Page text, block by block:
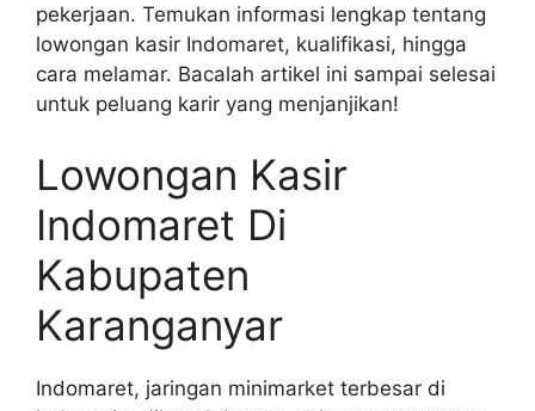
pekerjaan. Temukan informasi lengkap tentang
lowongan kasir Indomaret, kualifikasi, hingga
cara melamar. Bacalah artikel ini sampai selesai
untuk peluang karir yang menjanjikan!
Lowongan Kasir
Indomaret Di
Kabupaten
Karanganyar
Indomaret, jaringan minimarket terbesar di